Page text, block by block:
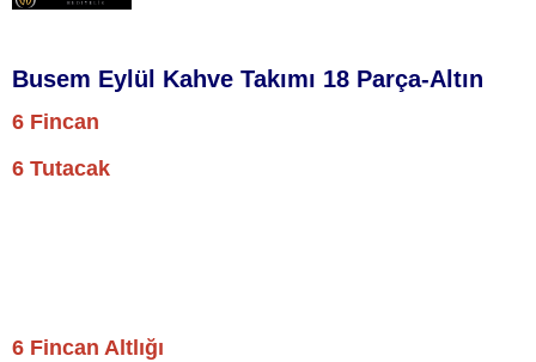
Busem Eylül Kahve Takımı 18 Parça-Altın
6 Fincan
6 Tutacak
6 Fincan Altlığı